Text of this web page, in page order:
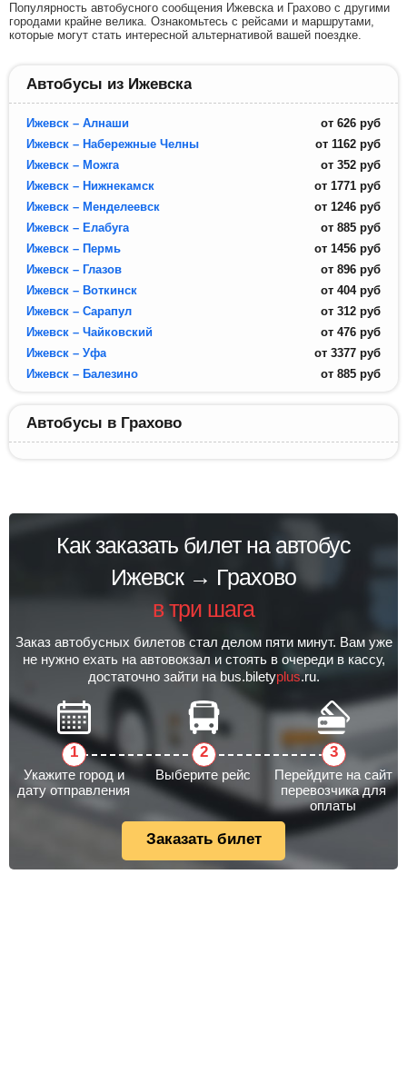
Популярность автобусного сообщения Ижевска и Грахово с другими
городами крайне велика. Ознакомьтесь с рейсами и маршрутами,
которые могут стать интересной альтернативой вашей поездке.
Автобусы из Ижевска
Ижевск – Алнаши от 626 руб
Ижевск – Набережные Челны
от 1162 руб
Ижевск – Можга
от 352 руб
Ижевск – Нижнекамск
от 1771 руб
Ижевск – Менделеевск
от 1246 руб
Ижевск – Елабуга
от 885 руб
Ижевск – Пермь
от 1456 руб
Ижевск – Глазов
от 896 руб
Ижевск – Воткинск
от 404 руб
Ижевск – Сарапул
от 312 руб
Ижевск – Чайковский
от 476 руб
Ижевск – Уфа
от 3377 руб
Ижевск – Балезино
от 885 руб
Автобусы в Грахово
Как заказать билет на автобус
Ижевск → Грахово
в три шага
Заказ автобусных билетов стал делом пяти минут. Вам уже
не нужно ехать на автовокзал и стоять в очереди в кассу,
достаточно зайти на bus.biletyplus.ru.
Укажите город и
дату отправления
Выберите рейс
Перейдите на сайт
перевозчика для
оплаты
Заказать билет